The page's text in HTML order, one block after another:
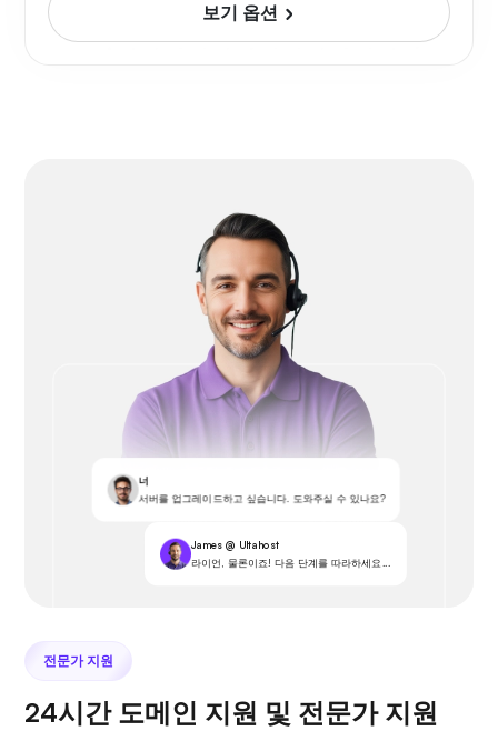
보기 옵션
너
서버를 업그레이드하고 싶습니다. 도와주실 수 있나요?
James @ Ultahost
라이언, 물론이죠! 다음 단계를 따라하세요...
전문가 지원
24시간 도메인 지원 및 전문가 지원